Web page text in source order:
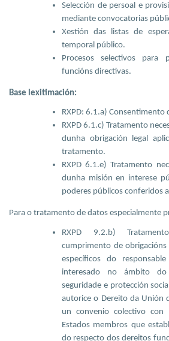
Selección de persoal e
mediante convocatorias
Xestión das listas de
temporal público.
Procesos selectivos para
funcións directivas.
Base lexitimación:
RXPD: 6.1.a) Consentimento
RXPD 6.1.c) Tratamento
dunha obrigación legal
tratamento.
RXPD 6.1.e) Tratamento
dunha misión en interese
poderes públicos conferidos
Para o tratamento de datos especialmente
RXPD 9.2.b)
cumprimento de
específicos do
interesado no ámbito
seguridade e protección
autorice o Dereito da Unión
un convenio colectivo
Estados membros que
do respecto dos dereitos